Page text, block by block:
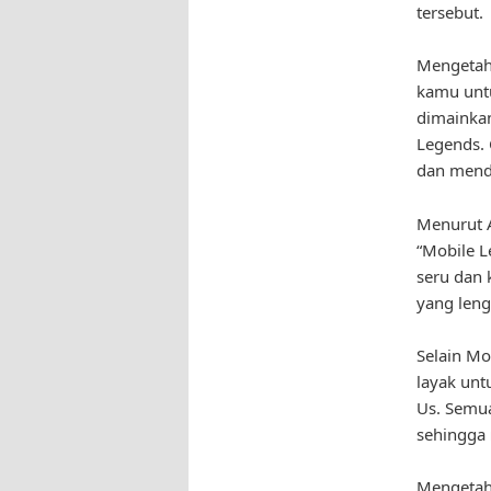
tersebut.
kamu
dan
Menurut
“Mobile
seru dan
yang
Selain
layak
Us.